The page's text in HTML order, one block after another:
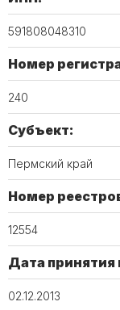
591808048310
Номер
240
Субъект:
Пермский край
Номер
12554
Дата принятия
02.12.2013